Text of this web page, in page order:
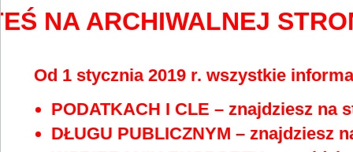
NA ARCHIWALNEJ
Od 1 stycznia 2019 r. wszystkie
PODATKACH I CLE – znajdziesz na
DŁUGU PUBLICZNYM – znajdziesz